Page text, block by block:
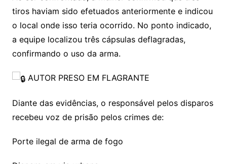
tiros haviam sido efetuados anteriormente e indicou
o local onde isso teria ocorrido. No ponto indicado,
a equipe localizou três cápsulas deflagradas,
confirmando o uso da arma.
AUTOR PRESO EM FLAGRANTE
Diante das evidências, o responsável pelos disparos
recebeu voz de prisão pelos crimes de:
Porte ilegal de arma de fogo